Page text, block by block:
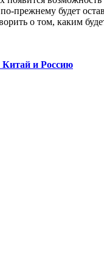
прежнему будет
о том, каким
Китай и Россию